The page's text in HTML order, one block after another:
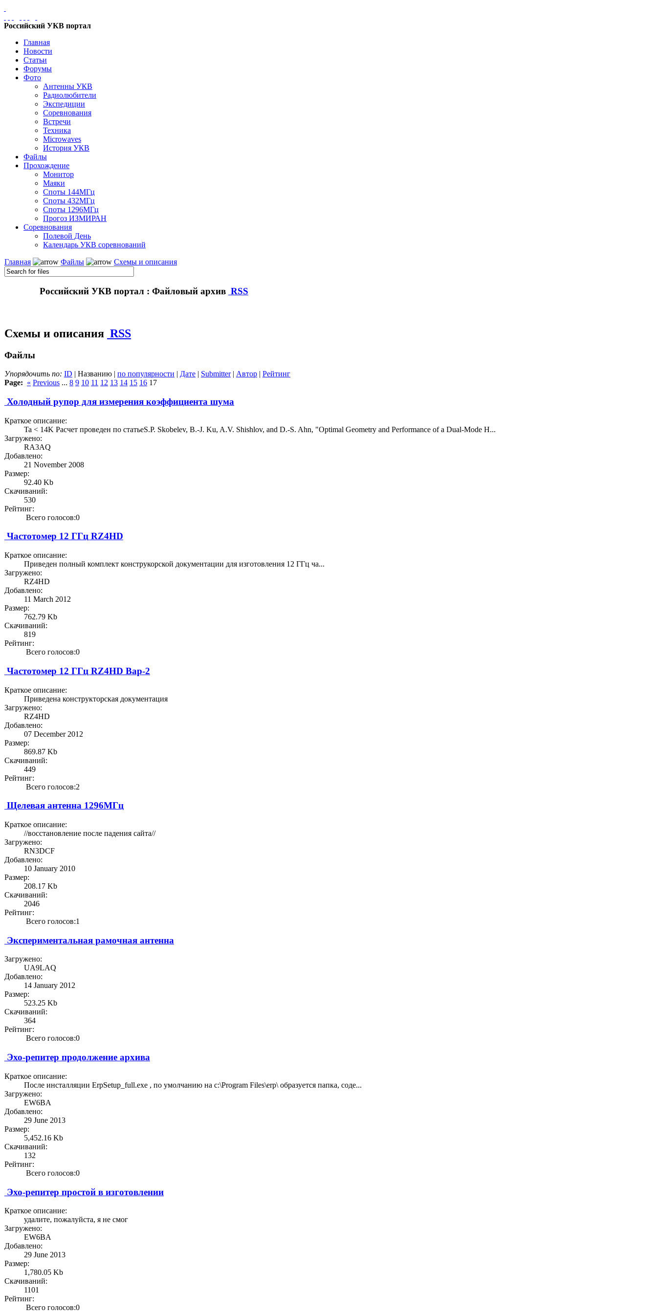
Российский УКВ портал
Главная
Новости
Статьи
Форумы
Фото
Антенны УКВ
Радиолюбители
Экспедиции
Соревнования
Встречи
Техника
Microwaves
История УКВ
Файлы
Прохождение
Монитор
Маяки
Споты 144МГц
Споты 432МГц
Споты 1296МГц
Прогоз ИЗМИРАН
Соревнования
Полевой День
Календарь УКВ соревнований
Главная Файлы Схемы и описания
Российский УКВ портал : Файловый архив RSS
Схемы и описания RSS
Файлы
Упорядочить по: ID | Названию | по популярности | Дате | Submitter| Автор | Рейтинг
Page: « Previous ... 8 9 10 11 12 13 14 15 16 17
Холодный рупор для измерения коэффициента шума
Краткое описание:
Ta < 14K Расчет проведен по статьеS.P. Skobelev, B.-J. Ku, A.V. Shishlov, and D.-S. Ahn, "Optimal Geometry and Performance of a Dual-Mode H...
Загружено:
RA3AQ
Добавлено:
21 November 2008
Размер:
92.40 Kb
Скачиваний:
530
Рейтинг:
Всего голосов:0
Частотомер 12 ГГц RZ4HD
Краткое описание:
Приведен полный комплект конструкорской документации для изготовления 12 ГГц ча...
Загружено:
RZ4HD
Добавлено:
11 March 2012
Размер:
762.79 Kb
Скачиваний:
819
Рейтинг:
Всего голосов:0
Частотомер 12 ГГц RZ4HD Вар-2
Краткое описание:
Приведена конструкторская документация
Загружено:
RZ4HD
Добавлено:
07 December 2012
Размер:
869.87 Kb
Скачиваний:
449
Рейтинг:
Всего голосов:2
Щелевая антенна 1296МГц
Краткое описание:
//восстановление после падения сайта//
Загружено:
RN3DCF
Добавлено:
10 January 2010
Размер:
208.17 Kb
Скачиваний:
2046
Рейтинг:
Всего голосов:1
Экспериментальная рамочная антенна
Загружено:
UA9LAQ
Добавлено:
14 January 2012
Размер:
523.25 Kb
Скачиваний:
364
Рейтинг:
Всего голосов:0
Эхо-репитер продолжение архива
Краткое описание:
После инсталляции ErpSetup_full.exe , по умолчанию на c:\Program Files\erp\ образуется папка, соде...
Загружено:
EW6BA
Добавлено:
29 June 2013
Размер:
5,452.16 Kb
Скачиваний:
132
Рейтинг:
Всего голосов:0
Эхо-репитер простой в изготовлении
Краткое описание:
удалите, пожалуйста, я не смог
Загружено:
EW6BA
Добавлено:
29 June 2013
Размер:
1,780.05 Kb
Скачиваний:
1101
Рейтинг:
Всего голосов:0